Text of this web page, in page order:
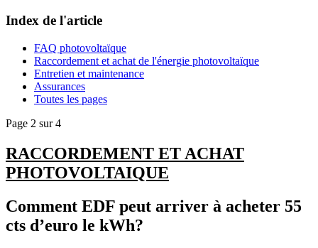
Index de l'article
FAQ photovoltaïque
Raccordement et achat de l'énergie photovoltaïque
Entretien et maintenance
Assurances
Toutes les pages
Page 2 sur 4
RACCORDEMENT ET ACHAT
PHOTOVOLTAIQUE
Comment EDF peut arriver à acheter 55
cts d’euro le kWh?